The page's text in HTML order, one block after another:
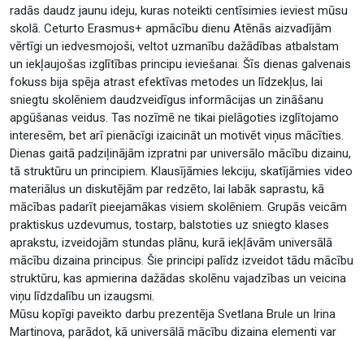
radās daudz jaunu ideju, kuras noteikti centīsimies ieviest mūsu
skolā. Ceturto Erasmus+ apmācību dienu Atēnās aizvadījām
vērtīgi un iedvesmojoši, veltot uzmanību dažādības atbalstam
un iekļaujošas izglītības principu ieviešanai. Šīs dienas galvenais
fokuss bija spēja atrast efektīvas metodes un līdzekļus, lai
sniegtu skolēniem daudzveidīgus informācijas un zināšanu
apgūšanas veidus. Tas nozīmē ne tikai pielāgoties izglītojamo
interesēm, bet arī pienācīgi izaicināt un motivēt viņus mācīties.
Dienas gaitā padziļinājām izpratni par universālo mācību dizainu,
tā struktūru un principiem. Klausījāmies lekciju, skatījāmies video
materiālus un diskutējām par redzēto, lai labāk saprastu, kā
mācības padarīt pieejamākas visiem skolēniem. Grupās veicām
praktiskus uzdevumus, tostarp, balstoties uz sniegto klases
aprakstu, izveidojām stundas plānu, kurā iekļāvām universālā
mācību dizaina principus. Šie principi palīdz izveidot tādu mācību
struktūru, kas apmierina dažādas skolēnu vajadzības un veicina
viņu līdzdalību un izaugsmi.
Mūsu kopīgi paveikto darbu prezentēja Svetlana Brule un Irina
Martinova, parādot, kā universālā mācību dizaina elementi var